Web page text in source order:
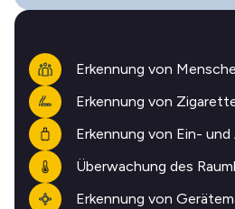
Erkennung von
Erkennung von
Erkennung von Ein-
Überwachung des
Erkennung von